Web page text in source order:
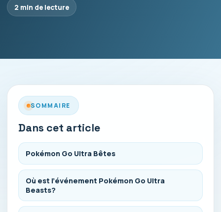
2 min de lecture
SOMMAIRE
Dans cet article
Pokémon Go Ultra Bêtes
Où est l’événement Pokémon Go Ultra
Beasts?